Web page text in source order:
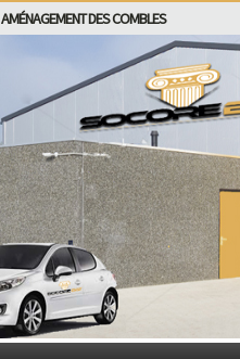
AMÉNAGEMENT DES COMBLES